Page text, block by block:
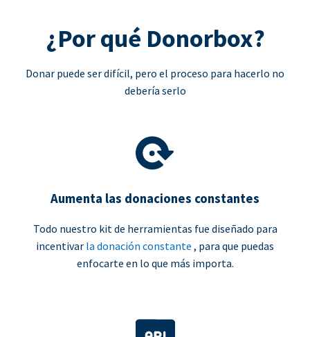
¿Por qué Donorbox?
Donar puede ser difícil, pero el proceso para hacerlo no
debería serlo
Aumenta las donaciones constantes
Todo nuestro kit de herramientas fue diseñado para
incentivar la donación constante , para que puedas
enfocarte en lo que más importa.